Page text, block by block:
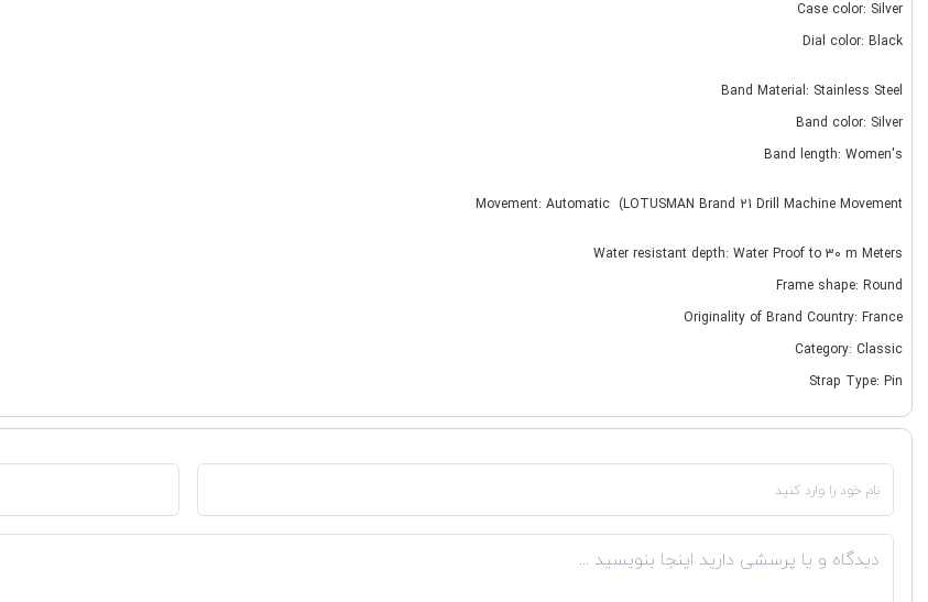
Case color: Silver
Dial color: Black
Band Material: Stainless Steel
Band color: Silver
Band length: Women's
Movement: Automatic (LOTUSMAN Brand 21 Drill Machine Movement
Water resistant depth: Water Proof to 30 m Meters
Frame shape: Round
Originality of Brand Country: France
Category: Classic
Strap Type: Pin